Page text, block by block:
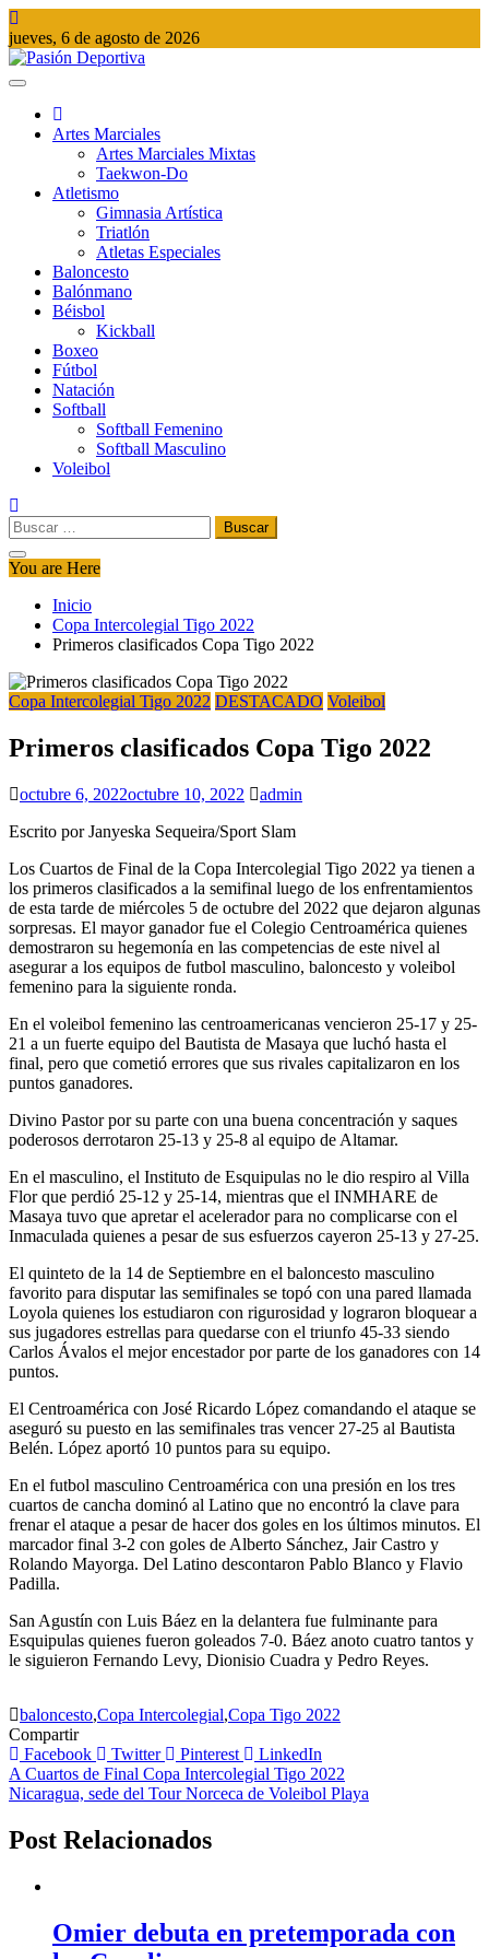
Saltar
al
contenido
jueves, 6 de agosto de 2026
Artes Marciales
Artes Marciales Mixtas
Taekwon-Do
Atletismo
Gimnasia Artística
Triatlón​
Atletas Especiales
Baloncesto
Balónmano
Béisbol
Kickball​
Boxeo
Fútbol
Natación​
Softball​
Softball​ Femenino
Softball​ Masculino
Voleibol​
Buscar:
You are Here
Inicio
Copa Intercolegial Tigo 2022
Primeros clasificados Copa Tigo 2022
Copa Intercolegial Tigo 2022 DESTACADO Voleibol
Primeros clasificados Copa Tigo 2022
octubre 6, 2022octubre 10, 2022
admin
Escrito por Janyeska Sequeira/Sport Slam
Los Cuartos de Final de la Copa Intercolegial Tigo 2022 ya tienen a
los primeros clasificados a la semifinal luego de los enfrentamientos
de esta tarde de miércoles 5 de octubre del 2022 que dejaron algunas
sorpresas. El mayor ganador fue el Colegio Centroamérica quienes
demostraron su hegemonía en las competencias de este nivel al
asegurar a los equipos de futbol masculino, baloncesto y voleibol
femenino para la siguiente ronda.
En el voleibol femenino las centroamericanas vencieron 25-17 y 25-
21 a un fuerte equipo del Bautista de Masaya que luchó hasta el
final, pero que cometió errores que sus rivales capitalizaron en los
puntos ganadores.
Divino Pastor por su parte con una buena concentración y saques
poderosos derrotaron 25-13 y 25-8 al equipo de Altamar.
En el masculino, el Instituto de Esquipulas no le dio respiro al Villa
Flor que perdió 25-12 y 25-14, mientras que el INMHARE de
Masaya tuvo que apretar el acelerador para no complicarse con el
Inmaculada quienes a pesar de sus esfuerzos cayeron 25-13 y 27-25.
El quinteto de la 14 de Septiembre en el baloncesto masculino
favorito para disputar las semifinales se topó con una pared llamada
Loyola quienes los estudiaron con rigurosidad y lograron bloquear a
sus jugadores estrellas para quedarse con el triunfo 45-33 siendo
Carlos Ávalos el mejor encestador por parte de los ganadores con 14
puntos.
El Centroamérica con José Ricardo López comandando el ataque se
aseguró su puesto en las semifinales tras vencer 27-25 al Bautista
Belén. López aportó 10 puntos para su equipo.
En el futbol masculino Centroamérica con una presión en los tres
cuartos de cancha dominó al Latino que no encontró la clave para
frenar el ataque a pesar de hacer dos goles en los últimos minutos. El
marcador final 3-2 con goles de Alberto Sánchez, Jair Castro y
Rolando Mayorga. Del Latino descontaron Pablo Blanco y Flavio
Padilla.
San Agustín con Luis Báez en la delantera fue fulminante para
Esquipulas quienes fueron goleados 7-0. Báez anoto cuatro tantos y
le siguieron Fernando Levy, Dionisio Cuadra y Pedro Reyes.
baloncesto,Copa Intercolegial,Copa Tigo 2022
Compartir
Facebook
Twitter Pinterest LinkedIn
Navegación
de
entradas
A Cuartos de Final Copa Intercolegial Tigo 2022
Nicaragua, sede del Tour Norceca de Voleibol Playa
Post Relacionados
Omier debuta en pretemporada con